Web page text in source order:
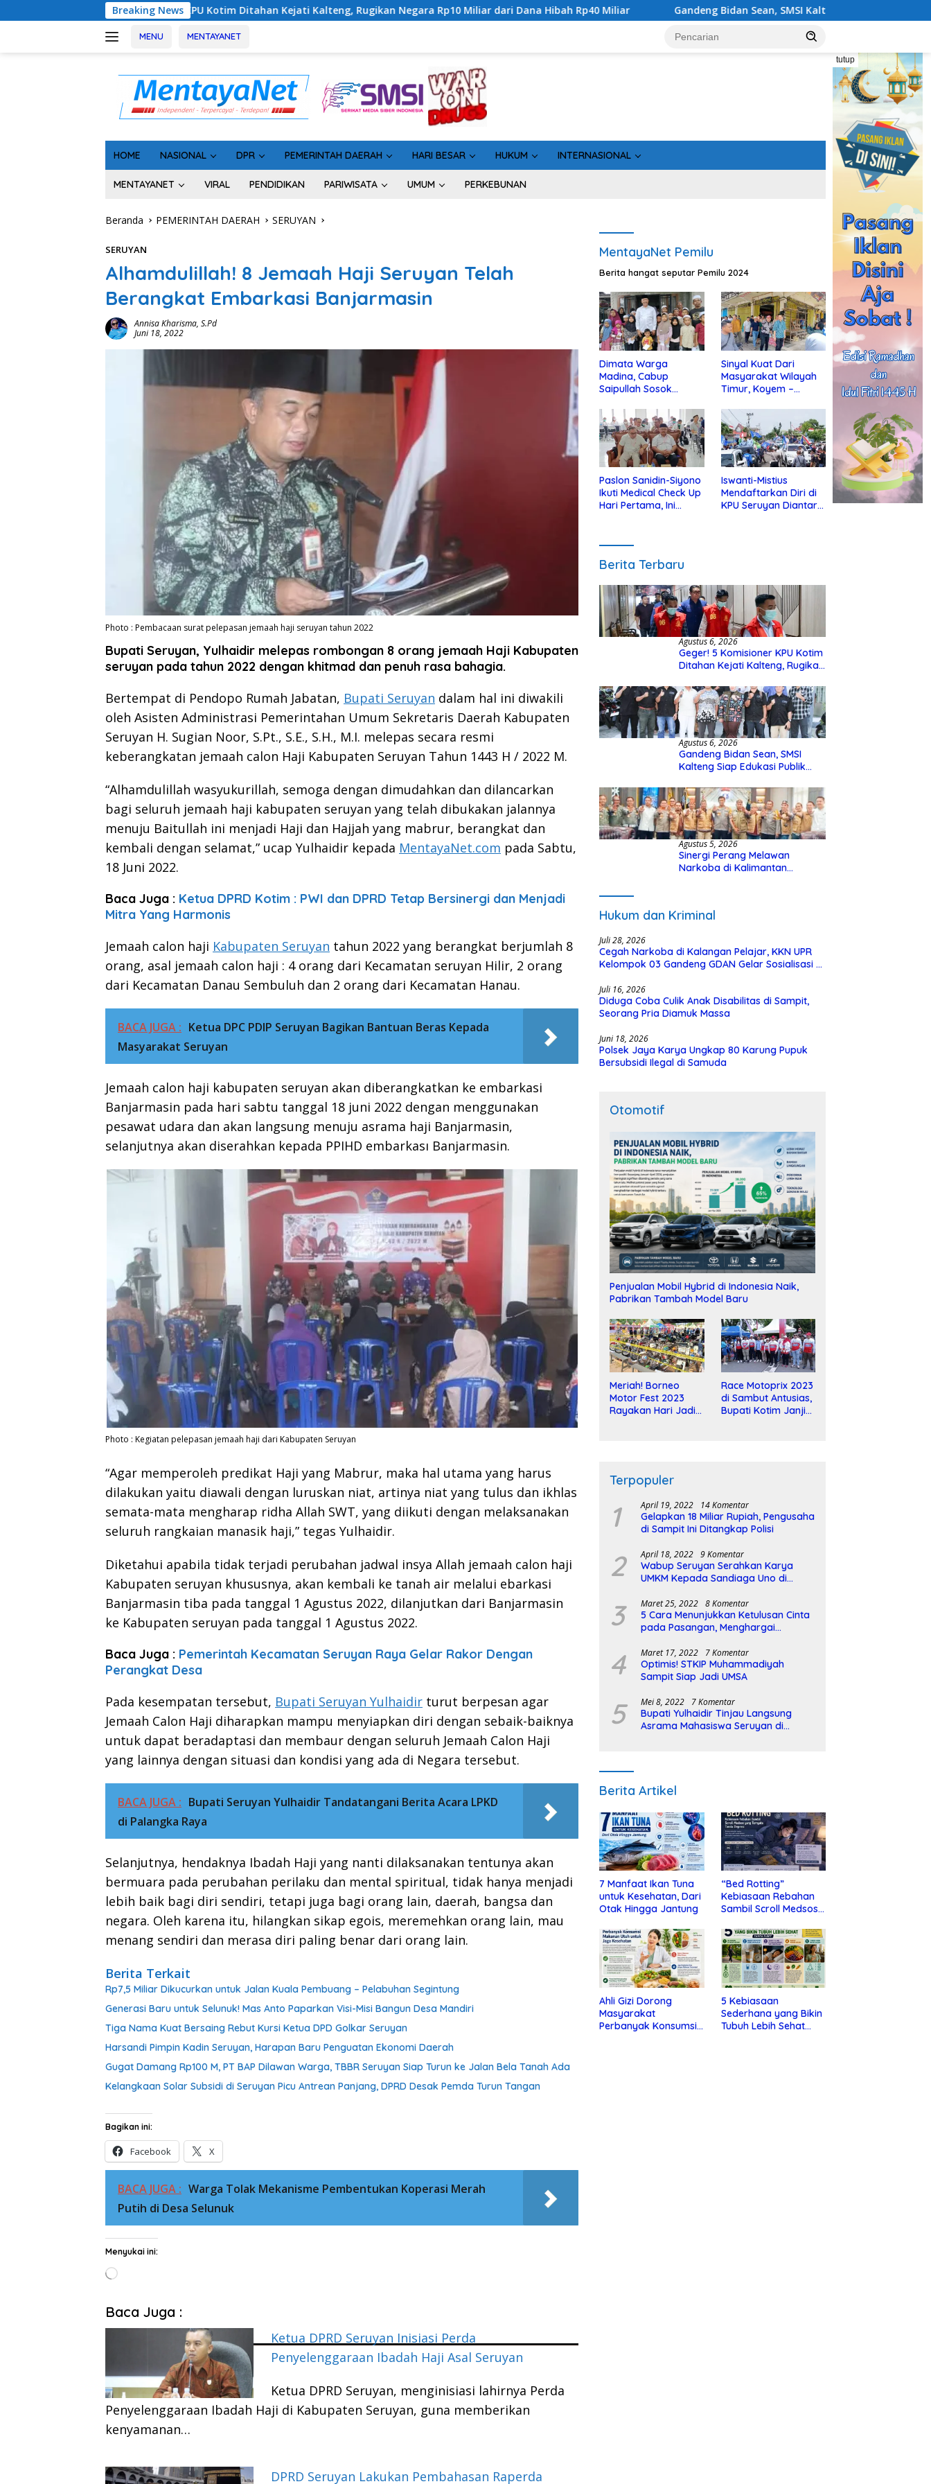
ke
Breaking News
KPU Kotim Ditahan Kejati Kalteng, Rugikan Negara Rp10 Miliar dari Dana Hibah Rp40 Miliar Gandeng Bidan Sean, SMSI Kalteng Siap Edukasi Publik Soal Peran Strategis DPD
MENU MENTAYANET
tutup
HOME NASIONAL DPR PEMERINTAH DAERAH HARI BESAR HUKUM INTERNASIONAL
MENTAYANET VIRAL PENDIDIKAN PARIWISATA UMUM PERKEBUNAN
Beranda PEMERINTAH DAERAH SERUYAN
SERUYAN
Alhamdulillah! 8 Jemaah Haji Seruyan Telah
Berangkat Embarkasi Banjarmasin
Annisa Kharisma, S.Pd
Juni 18, 2022
Photo : Pembacaan surat pelepasan jemaah haji seruyan tahun 2022
Bupati Seruyan, Yulhaidir melepas rombongan 8 orang jemaah Haji Kabupaten
seruyan pada tahun 2022 dengan khitmad dan penuh rasa bahagia.
Bertempat di Pendopo Rumah Jabatan, Bupati Seruyan dalam hal ini diwakili
oleh Asisten Administrasi Pemerintahan Umum Sekretaris Daerah Kabupaten
Seruyan H. Sugian Noor, S.Pt., S.E., S.H., M.I. melepas secara resmi
keberangkatan jemaah calon Haji Kabupaten Seruyan Tahun 1443 H / 2022 M.
“Alhamdulillah wasyukurillah, semoga dengan dimudahkan dan dilancarkan
bagi seluruh jemaah haji kabupaten seruyan yang telah dibukakan jalannya
menuju Baitullah ini menjadi Haji dan Hajjah yang mabrur, berangkat dan
kembali dengan selamat,” ucap Yulhaidir kepada MentayaNet.com pada Sabtu,
18 Juni 2022.
Baca Juga : Ketua DPRD Kotim : PWI dan DPRD Tetap Bersinergi dan Menjadi
Mitra Yang Harmonis
Jemaah calon haji Kabupaten Seruyan tahun 2022 yang berangkat berjumlah 8
orang, asal jemaah calon haji : 4 orang dari Kecamatan seruyan Hilir, 2 orang
dari Kecamatan Danau Sembuluh dan 2 orang dari Kecamatan Hanau.
BACA JUGA : Ketua DPC PDIP Seruyan Bagikan Bantuan Beras Kepada
Masyarakat Seruyan
Jemaah calon haji kabupaten seruyan akan diberangkatkan ke embarkasi
Banjarmasin pada hari sabtu tanggal 18 juni 2022 dengan menggunakan
pesawat udara dan akan langsung menuju asrama haji Banjarmasin,
selanjutnya akan diserahkan kepada PPIHD embarkası Banjarmasin.
Photo : Kegiatan pelepasan jemaah haji dari Kabupaten Seruyan
“Agar memperoleh predikat Haji yang Mabrur, maka hal utama yang harus
dilakukan yaitu diawali dengan luruskan niat, artinya niat yang tulus dan ikhlas
semata-mata mengharap ridha Allah SWT, yang diikuti dengan melaksanakan
seluruh rangkaian manasik haji,” tegas Yulhaidir.
Diketahui apabila tidak terjadi perubahan jadwal insya Allah jemaah calon haji
Kabupaten seruyan khususnya, akan kembali ke tanah air melalui ebarkasi
Banjarmasin tiba pada tanggal 1 Agustus 2022, dilanjutkan dari Banjarmasin
ke Kabupaten seruyan pada tanggal 1 Agustus 2022.
Baca Juga : Pemerintah Kecamatan Seruyan Raya Gelar Rakor Dengan
Perangkat Desa
Pada kesempatan tersebut, Bupati Seruyan Yulhaidir turut berpesan agar
Jemaah Calon Haji diharapkan mampu menyiapkan diri dengan sebaik-baiknya
untuk dapat beradaptasi dan membaur dengan seluruh Jemaah Calon Haji
yang lainnya dengan situasi dan kondisi yang ada di Negara tersebut.
BACA JUGA : Bupati Seruyan Yulhaidir Tandatangani Berita Acara LPKD
di Palangka Raya
Selanjutnya, hendaknya Ibadah Haji yang nanti dilaksanakan tentunya akan
bermuara pada perubahan perilaku dan mental spiritual, tidak hanya menjadi
lebih baik bagi diri sendiri, tetapi juga bagi orang lain, daerah, bangsa dan
negara. Oleh karena itu, hilangkan sikap egois, meremehkan orang lain, mau
menang sendiri dan merasa diri paling benar dari orang lain.
Berita Terkait
Rp7,5 Miliar Dikucurkan untuk Jalan Kuala Pembuang – Pelabuhan Segintung
Generasi Baru untuk Selunuk! Mas Anto Paparkan Visi-Misi Bangun Desa Mandiri
Tiga Nama Kuat Bersaing Rebut Kursi Ketua DPD Golkar Seruyan
Harsandi Pimpin Kadin Seruyan, Harapan Baru Penguatan Ekonomi Daerah
Gugat Damang Rp100 M, PT BAP Dilawan Warga, TBBR Seruyan Siap Turun ke Jalan Bela Tanah Ada
Kelangkaan Solar Subsidi di Seruyan Picu Antrean Panjang, DPRD Desak Pemda Turun Tangan
Bagikan ini:
Facebook X
BACA JUGA : Warga Tolak Mekanisme Pembentukan Koperasi Merah
Putih di Desa Selunuk
Menyukai ini:
Memuat...
Baca Juga :
Ketua DPRD Seruyan Inisiasi Perda
Penyelenggaraan Ibadah Haji Asal Seruyan
Ketua DPRD Seruyan, menginisiasi lahirnya Perda
Penyelenggaraan Ibadah Haji di Kabupaten Seruyan, guna memberikan
kenyamanan…
DPRD Seruyan Lakukan Pembahasan Raperda
MentayaNet Pemilu
Berita hangat seputar Pemilu 2024
Dimata Warga
Madina, Cabup
Saipullah Sosok
Anak Yatim
Sinyal Kuat Dari
Masyarakat Wilayah
Timur, Koyem –
di Kotim
Paslon Sanidin-Siyono
Ikuti Medical Check Up
Hari Pertama, Ini
Iswanti-Mistius
Mendaftarkan Diri di
KPU Seruyan Diantar
Berita Terbaru
Agustus 6, 2026
Geger! 5 Komisioner KPU Kotim
Ditahan Kejati Kalteng, Rugikan
Hibah Rp40 Miliar
Agustus 6, 2026
Gandeng Bidan Sean, SMSI
Kalteng Siap Edukasi Publik
Agustus 5, 2026
Sinergi Perang Melawan
Narkoba di Kalimantan
Hukum dan Kriminal
Juli 28, 2026
Cegah Narkoba di Kalangan Pelajar, KKN UPR
Kelompok 03 Gandeng GDAN Gelar Sosialisasi di
Juli 16, 2026
Diduga Coba Culik Anak Disabilitas di Sampit,
Seorang Pria Diamuk Massa
Juni 18, 2026
Polsek Jaya Karya Ungkap 80 Karung Pupuk
Bersubsidi Ilegal di Samuda
Otomotif
Penjualan Mobil Hybrid di Indonesia Naik,
Pabrikan Tambah Model Baru
Meriah! Borneo
Motor Fest 2023
Rayakan Hari Jadi
Race Motoprix 2023
di Sambut Antusias,
Bupati Kotim Janji
Terpopuler
1 April 19, 2022 14 Komentar
Gelapkan 18 Miliar Rupiah, Pengusaha
di Sampit Ini Ditangkap Polisi
2 April 18, 2022 9 Komentar
Wabup Seruyan Serahkan Karya
UMKM Kepada Sandiaga Uno di
3 Maret 25, 2022 8 Komentar
5 Cara Menunjukkan Ketulusan Cinta
pada Pasangan, Menghargai
4 Maret 17, 2022 7 Komentar
Optimis! STKIP Muhammadiyah
Sampit Siap Jadi UMSA
5 Mei 8, 2022 7 Komentar
Bupati Yulhaidir Tinjau Langsung
Asrama Mahasiswa Seruyan di
Berita Artikel
7 Manfaat Ikan Tuna
untuk Kesehatan, Dari
Otak Hingga Jantung
“Bed Rotting”
Kebiasaan Rebahan
Sambil Scroll Medsos
Depresi
Ahli Gizi Dorong
Masyarakat
Perbanyak Konsumsi
5 Kebiasaan
Sederhana yang Bikin
Tubuh Lebih Sehat